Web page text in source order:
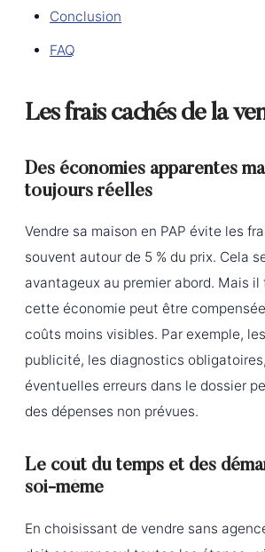
Conclusion
FAQ
Les frais cachés de la
Des économies apparentes
toujours réelles
Vendre sa maison en PAP évite les
souvent autour de 5 % du prix. Cela
avantageux au premier abord. Mais il
cette économie peut être compensée
coûts moins visibles. Par exemple,
publicité, les diagnostics
éventuelles erreurs dans le dossier
des dépenses non prévues.
Le coût du temps et des
soi-même
En choisissant de vendre sans